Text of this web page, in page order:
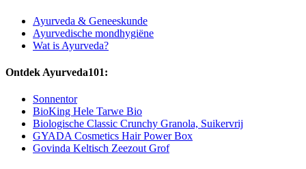
Ayurveda & Geneeskunde
Ayurvedische mondhygiëne
Wat is Ayurveda?
Ontdek Ayurveda101:
Sonnentor
BioKing Hele Tarwe Bio
Biologische Classic Crunchy Granola, Suikervrij
GYADA Cosmetics Hair Power Box
Govinda Keltisch Zeezout Grof